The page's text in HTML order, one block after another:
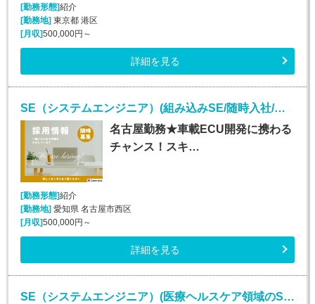
[勤務形態]紹介
[勤務地] 東京都 港区
[月収]500,000円～
詳細を見る
SE（システムエンジニア）(組み込みSE/随時入社/正社員)
名古屋勤務★車載ECU開発に携わる
チャンス！スキ…
[勤務形態]紹介
[勤務地]愛知県 名古屋市西区
[月収]500,000円～
詳細を見る
SE（システムエンジニア）(医療ヘルスケア領域のSE/随時入社/正社員)